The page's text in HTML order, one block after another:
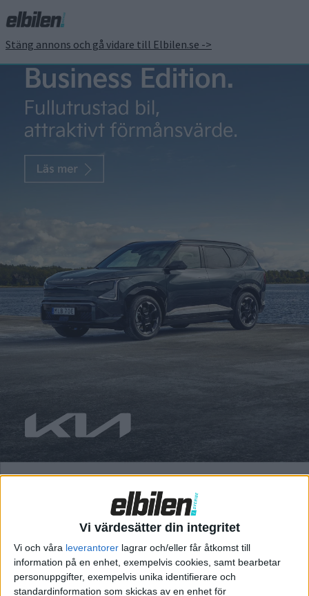
Vi värdesätter din integritet
Vi och våra leverantorer lagrar och/eller får åtkomst till
information på en enhet, exempelvis cookies, samt bearbetar
personuppgifter, exempelvis unika identifierare och
standardinformation som skickas av en enhet för
Stäng annons och gå vidare till Elbilen.se ->
Sandberg: Nya bilföretag
mot konkurs – står
Northvolt på tur?
Fredrik Sandberg
Det innebär inte att jag tycker att någon ska gå i konkurs, att
jag på något sätt önskar detta. Tvärtom!Jag har säkert fel.